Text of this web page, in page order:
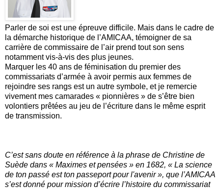
Parler de soi est une épreuve difficile. Mais dans le cadre de
la démarche historique de l’AMICAA, témoigner de sa
carrière de commissaire de l’air prend tout son sens
notamment vis-à-vis des plus jeunes.
Marquer les 40 ans de féminisation du premier des
commissariats d’armée à avoir permis aux femmes de
rejoindre ses rangs est un autre symbole, et je remercie
vivement mes camarades « pionnières » de s’être bien
volontiers prêtées au jeu de l’écriture dans le même esprit
de transmission.
C’est sans doute en référence à la phrase de Christine de
Suède dans « Maximes et pensées » en 1682, « La science
de ton passé est ton passeport pour l'avenir », que l’AMICAA
s’est donné pour mission d’écrire l’histoire du commissariat